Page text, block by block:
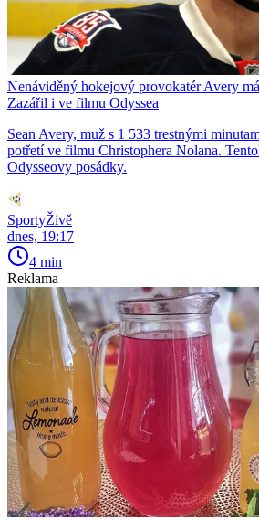
Nenáviděný hokejový provokatér Avery
Zazářil i ve filmu Odyssea
Sean Avery, muž s 1 533 trestnými
potřetí ve filmu Christophera Nolana.
Odysseovy posádky.
SportyŽivě
dnes, 19:17
4 min
Reklama